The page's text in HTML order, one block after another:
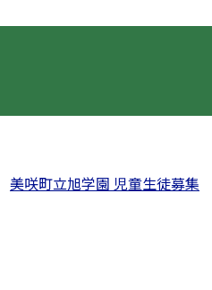
美咲町立旭学園 児童生徒募集